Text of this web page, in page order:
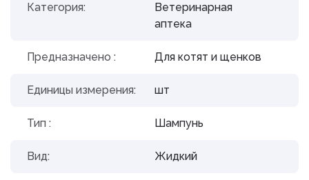
Категория:
Ветеринарная
аптека
Предназначено : Для котят и щенков
Единицы измерения: шт
Тип : Шампунь
Вид: Жидкий